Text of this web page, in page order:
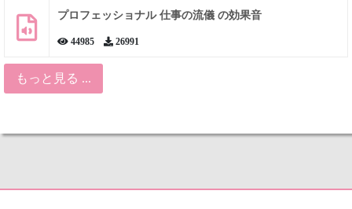
プロフェッショナル 仕事の流儀 の効果音
44985 26991
もっと見る ...